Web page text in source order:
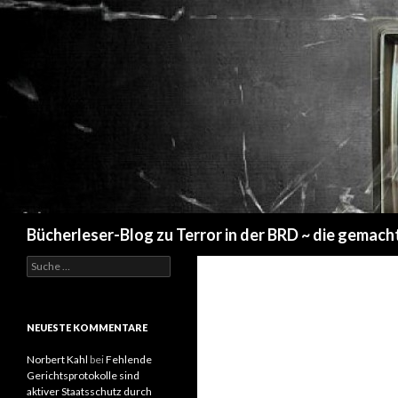
Bücherleser-Blog zu Terror in der BRD ~ die
u
e
a
c
h
NEUESTE KOMMENTARE
Norbert Kahl beiFehlende
Gerichtsprotokolle sind
aktiver Staatsschutz durch